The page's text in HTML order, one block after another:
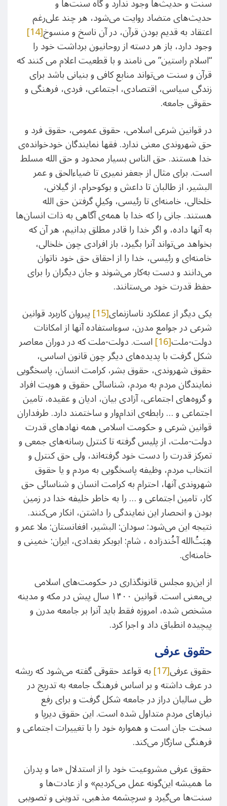
حدیث‌های متضاد روایت می‌شود، هر چند علی‌رغم
اعتقاد به قدیم بودن قرآن، در آن ناسخ و منسوخ[14]
وجود دارد، باز هر دسته از روحانیون برداشت خود را
“اسلام راستین” می نامند و با قطعیت اعلام می کنند که
قرآن و سنت می‌تواند منابع کافی و بنیانی باشد برای
زندگی سیاسی، اقتصادی، اجتماعی، فردی، فرهنگی و
حقوقی جامعه.
در قوانین شرعی اسلامی، حقوق عمومی، حقوق فرد و
حق شهروندی معنی ندارد. فقها نمایندگان خودخوانده‌ی
خدا هستند. حق الناس بسیار محدود و حق الله مسلط
است. برای مثال از جعفر نمیری تا ضیاءالحق و عمر
البشیر، از طالبان تا داعش و بوکوحرام، از گیلانی،
خلخالی، خامنه‌ای تا رئیسی، وکیلِ گرفتن حق الله
هستند. جانی را که خدا با همه‌ی آگاهی به ذات انسان‌ها
به آنها داده، و اگر خدا را قادر مطلق بدانیم، هر آن که
بخواهد می‌تواند آنرا بگیرد، باز افرادی چون خلخالی،
خامنه‌ای و رئیسی، خدا را از احقاق حق خود ناتوان
می‌دانند و دست به‌کار می‌شوند و جان دیگران را برای
حفظ قدرت خود می‌ستانند.
یکی دیگر از عملکرد ناسازنمای[15] پیروان کاربرد قوانین
شرعی در جوامع مدرن، سوءاستفاده آنها از امکانات
دولت-ملت[16] است. دولت-ملت که در دوران معاصر
شکل گرفت با پدیده‌های دیگر چون قانون اساسی،
حقوق شهروندی، حقوق بشر، کرامت انسان، پاسخگویی
نمایندگان مردم به مردم، شناسائی حقوق و هویت افراد
و گروه‌های اجتماعی، آزادی بیان، ادیان و عقیده، تامین
اجتماعی و … رابطه‌ی اندام‌وار و ساختمند دارد. طرفداران
قوانین شرعی و حکومت اسلامی همه نهادهای قدرت
دولت-ملت، از پلیس گرفته تا کنترل رسانه‌های جمعی و
تمرکز قدرت را دست خود گرفته‌اند، ولی حق کنترل و
انتخاب مردم، وظیفه پاسخگویی به مردم و یا حقوق
شهروندی آنها، احترام به کرامت انسان و شناسائی حق
کار، تامین اجتماعی و … را به خاطر خلیفه خدا در زمین
بودن و انحصار این نمایندگی را داشتن، انکار می‌کنند.
نتیجه این می‌شود: سودان: البشیر، افغانستان: ملا عمر و
هِبَتُ‌الله آخُندزاده ، شام: ابوبکر بغدادی، ایران: خمینی و
خامنه‌ای.
از این‌رو مجلس قانونگذاری در حکومت‌های اسلامی
بی‌معنی است. قوانین ۱۴۰۰ سال پیش در مکه و مدینه
مشخص شده، امروزه فقط باید آنرا بر جامعه مدرن و
پیچیده انطباق داد و اجرا کرد.
حقوق عرفی
حقوق عرفی[17] به قواعد حقوقی گفته می‌شود که ریشه
در عرف داشته و بر اساس فرهنگ جامعه به تدریج در
طی سالیان دراز در جامعه شکل گرفت و برای رفع
نیازهای مردم متداول شده‌ است. این حقوق دیرپا و
سخت جان است و همواره خود را با تغییرات اجتماعی و
فرهنگی سازگار می‌کند.
حقوق عرفی مشروعیت خود را از استدلال «ما و پدران
ما همیشه این‌گونه عمل می‌کردیم» و از عادت‌ها و
سنت‌ها می‌گیرد و سرچشمه مذهبی، تدوینی و تصویبی